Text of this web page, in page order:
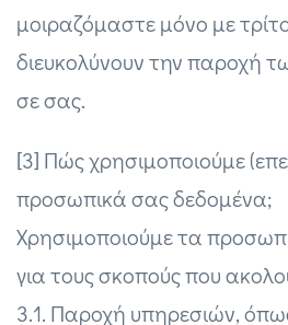
μοιραζόμαστε μόνο με
διευκολύνουν την παροχή
σε σας.
[3] Πώς χρησιμοποιούμε
προσωπικά σας δεδομένα;
Χρησιμοποιούμε τα
για τους σκοπούς που
3.1. Παροχή υπηρεσιών,